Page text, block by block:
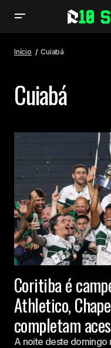
Início Cuiabá
Cuiabá
Coritiba é
Athletico,
completam
A noite deste domingo